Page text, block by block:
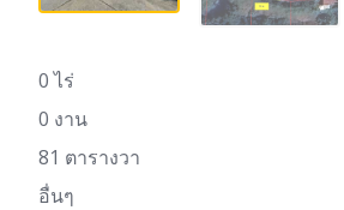
0 ไร่
0 งาน
81 ตารางวา
อื่นๆ